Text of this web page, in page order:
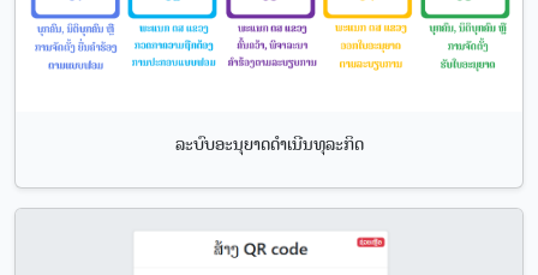
ລະບົບອະນຸຍາດດຳເນີນທຸລະກິດ